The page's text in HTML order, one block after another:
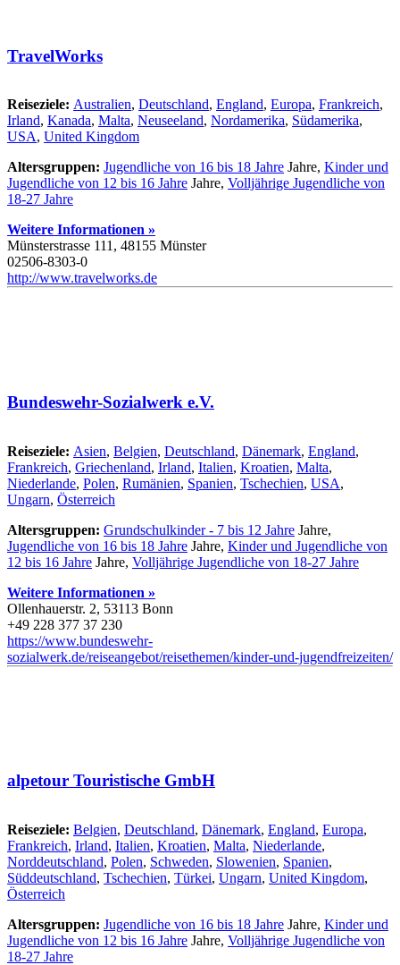
TravelWorks
Reiseziele: Australien, Deutschland, England, Europa, Frankreich,
Irland, Kanada, Malta, Neuseeland, Nordamerika, Südamerika,
USA, United Kingdom
Altersgruppen: Jugendliche von 16 bis 18 Jahre Jahre, Kinder und
Jugendliche von 12 bis 16 Jahre Jahre, Volljährige Jugendliche von
18-27 Jahre
Weitere Informationen »
Münsterstrasse 111, 48155 Münster
02506-8303-0
http://www.travelworks.de
Bundeswehr-Sozialwerk e.V.
Reiseziele: Asien, Belgien, Deutschland, Dänemark, England,
Frankreich, Griechenland, Irland, Italien, Kroatien, Malta,
Niederlande, Polen, Rumänien, Spanien, Tschechien, USA,
Ungarn, Österreich
Altersgruppen: Grundschulkinder - 7 bis 12 Jahre Jahre,
Jugendliche von 16 bis 18 Jahre Jahre, Kinder und Jugendliche von
12 bis 16 Jahre Jahre, Volljährige Jugendliche von 18-27 Jahre
Weitere Informationen »
Ollenhauerstr. 2, 53113 Bonn
+49 228 377 37 230
https://www.bundeswehr-
sozialwerk.de/reiseangebot/reisethemen/kinder-und-jugendfreizeiten/
alpetour Touristische GmbH
Reiseziele: Belgien, Deutschland, Dänemark, England, Europa,
Frankreich, Irland, Italien, Kroatien, Malta, Niederlande,
Norddeutschland, Polen, Schweden, Slowenien, Spanien,
Süddeutschland, Tschechien, Türkei, Ungarn, United Kingdom,
Österreich
Altersgruppen: Jugendliche von 16 bis 18 Jahre Jahre, Kinder und
Jugendliche von 12 bis 16 Jahre Jahre, Volljährige Jugendliche von
18-27 Jahre